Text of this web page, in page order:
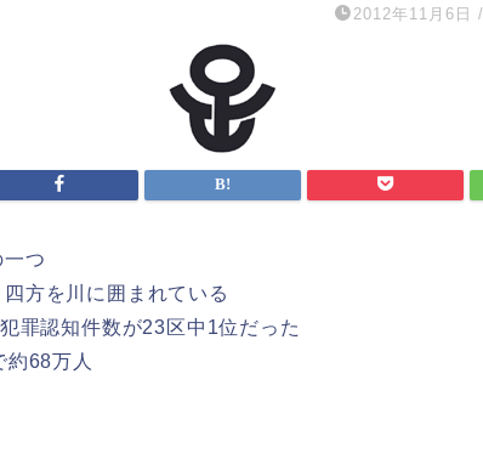
2012年11月6日 /
つ
方を川に囲まれている
罪認知件数が23区中1位だった
約68万人